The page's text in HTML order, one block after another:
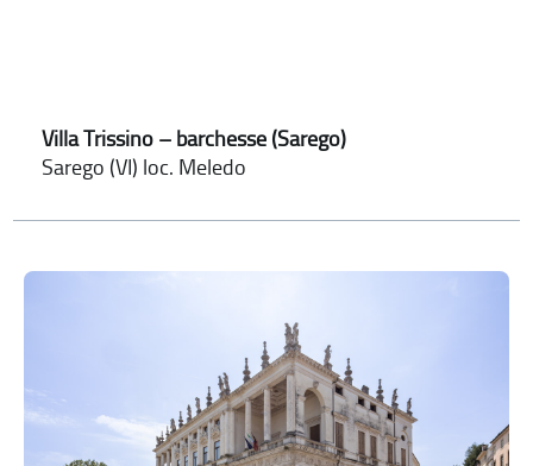
Villa Trissino – barchesse (Sarego)
Sarego (VI) loc. Meledo